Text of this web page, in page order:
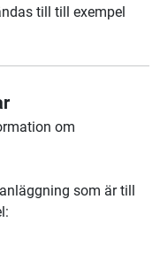
till till exempel
om
som är till